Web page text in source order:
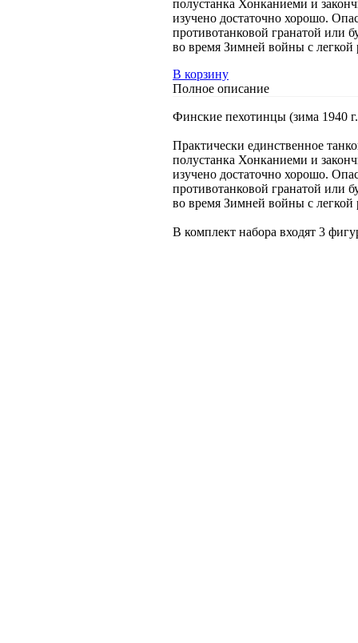
полустанка Хонканиеми и
изучено достаточно хорошо.
противотанковой гранатой или
во время Зимней войны с
В корзину
Полное описание
Финские пехотинцы (зима 1940
Практически единственное
полустанка Хонканиеми и
изучено достаточно хорошо.
противотанковой гранатой или
во время Зимней войны с
В комплект набора входят 3